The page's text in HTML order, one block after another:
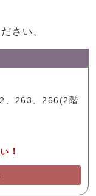
さい。
、263、266(2階
！